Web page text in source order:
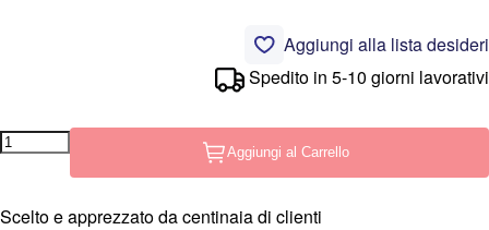
Aggiungi alla lista desideri
Spedito in 5-10 giorni lavorativi
Aggiungi al Carrello
Scelto e apprezzato da centinaia di clienti